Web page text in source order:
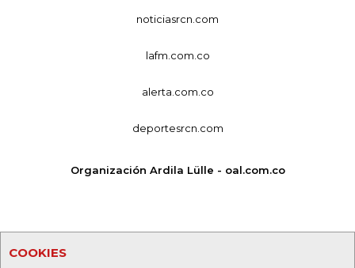
COOKIES
noticiasrcn.com
lafm.com.co
alerta.com.co
deportesrcn.com
Organización Ardila Lülle - oal.com.co